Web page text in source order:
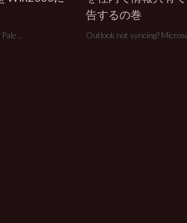
...
告するの巻
Outlook not syncing?